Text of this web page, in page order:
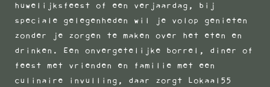
huwelijksfeest of een verjaardag, bij
speciale gelegenheden wil je volop genieten
zonder je zorgen te maken over het eten en
drinken. Een onvergetelijke borrel, diner of
feest met vrienden en familie met een
culinaire invulling, daar zorgt Lokaal55